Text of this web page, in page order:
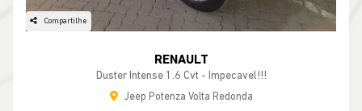
Compartilhe
RENAULT
Duster Intense 1.6 Cvt - Impecavel!!!
Jeep Potenza Volta Redonda